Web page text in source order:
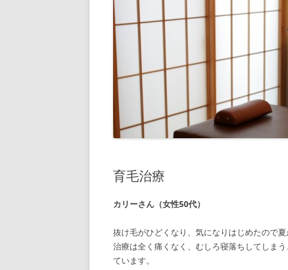
育毛治療
カリーさん（女性50代）
抜け毛がひどくなり、気になりはじめたので夏
治療は全く痛くなく、むしろ寝落ちしてしま
ています。